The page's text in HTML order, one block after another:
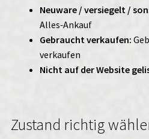
Neuware / versiegelt /
Alles‑Ankauf
Gebraucht verkaufen:
verkaufen
Nicht auf der Website
Zustand richtig